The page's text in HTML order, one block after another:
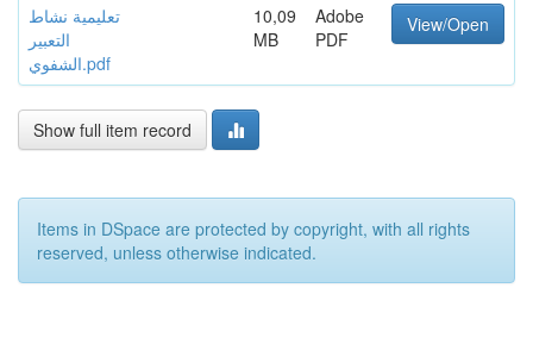
تعليمية نشاط
التعبير
الشفوي.pdf
10,09
MB
Adobe
PDF
View/Open
Show full item record
Items in DSpace are protected by copyright, with all rights
reserved, unless otherwise indicated.